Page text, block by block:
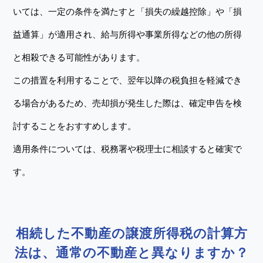
いては、一定の条件を満たすと「損失の繰越控除」や「損
益通算」が適用され、給与所得や事業所得などの他の所得
と相殺できる可能性があります。
この措置を利用することで、翌年以降の税負担を軽減でき
る場合があるため、売却損が発生した際は、確定申告を検
討することをおすすめします。
適用条件については、税務署や税理士に相談すると確実で
す。
相続した不動産の譲渡所得税の計算方
法は、通常の不動産と異なりますか？